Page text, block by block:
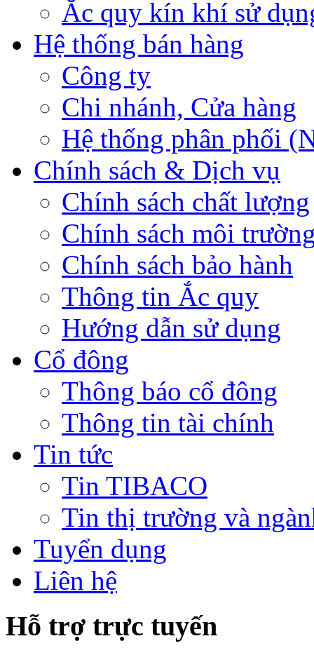
Ắc quy kín khí sử
Hệ thống bán hàng
Công ty
Chi nhánh, Cửa hàng
Hệ thống phân phối
Chính sách & Dịch vụ
Chính sách chất lượng
Chính sách môi
Chính sách bảo hành
Thông tin Ắc quy
Hướng dẫn sử dụng
Cổ đông
Thông báo cổ đông
Thông tin tài chính
Tin tức
Tin TIBACO
Tin thị trường và
Tuyển dụng
Liên hệ
Hỗ trợ trực tuyến